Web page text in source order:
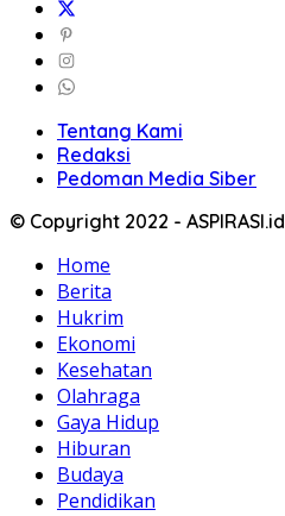
Tentang Kami
Redaksi
Pedoman Media Siber
© Copyright 2022 - ASPIRASI.id
Home
Berita
Hukrim
Ekonomi
Kesehatan
Olahraga
Gaya Hidup
Hiburan
Budaya
Pendidikan